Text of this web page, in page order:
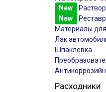
New
New
Материалы
Лак
Шпаклевка
Расходники